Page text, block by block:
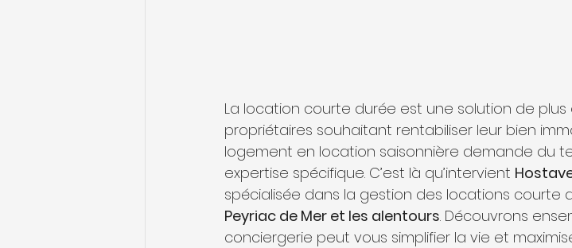
La location courte durée est une solution de plus
propriétaires souhaitant rentabiliser leur bien
logement en location saisonnière demande du
expertise spécifique. C’est là qu’intervient
spécialisée dans la gestion des locations courte
Peyriac de Mer et les alentours. Découvrons
conciergerie peut vous simplifier la vie et